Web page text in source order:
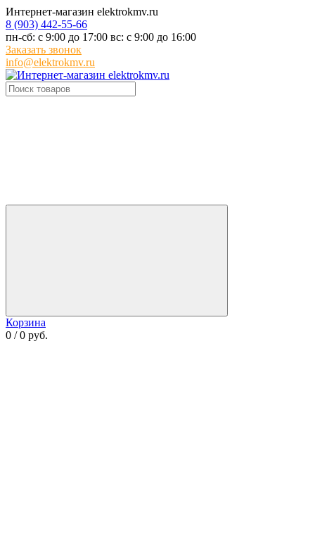
Интернет-магазин elektrokmv.ru
8 (903) 442-55-66
пн-сб: с 9:00 до 17:00 вс: с 9:00 до 16:00
Заказать звонок
info@elektrokmv.ru
Корзина
0 / 0 руб.